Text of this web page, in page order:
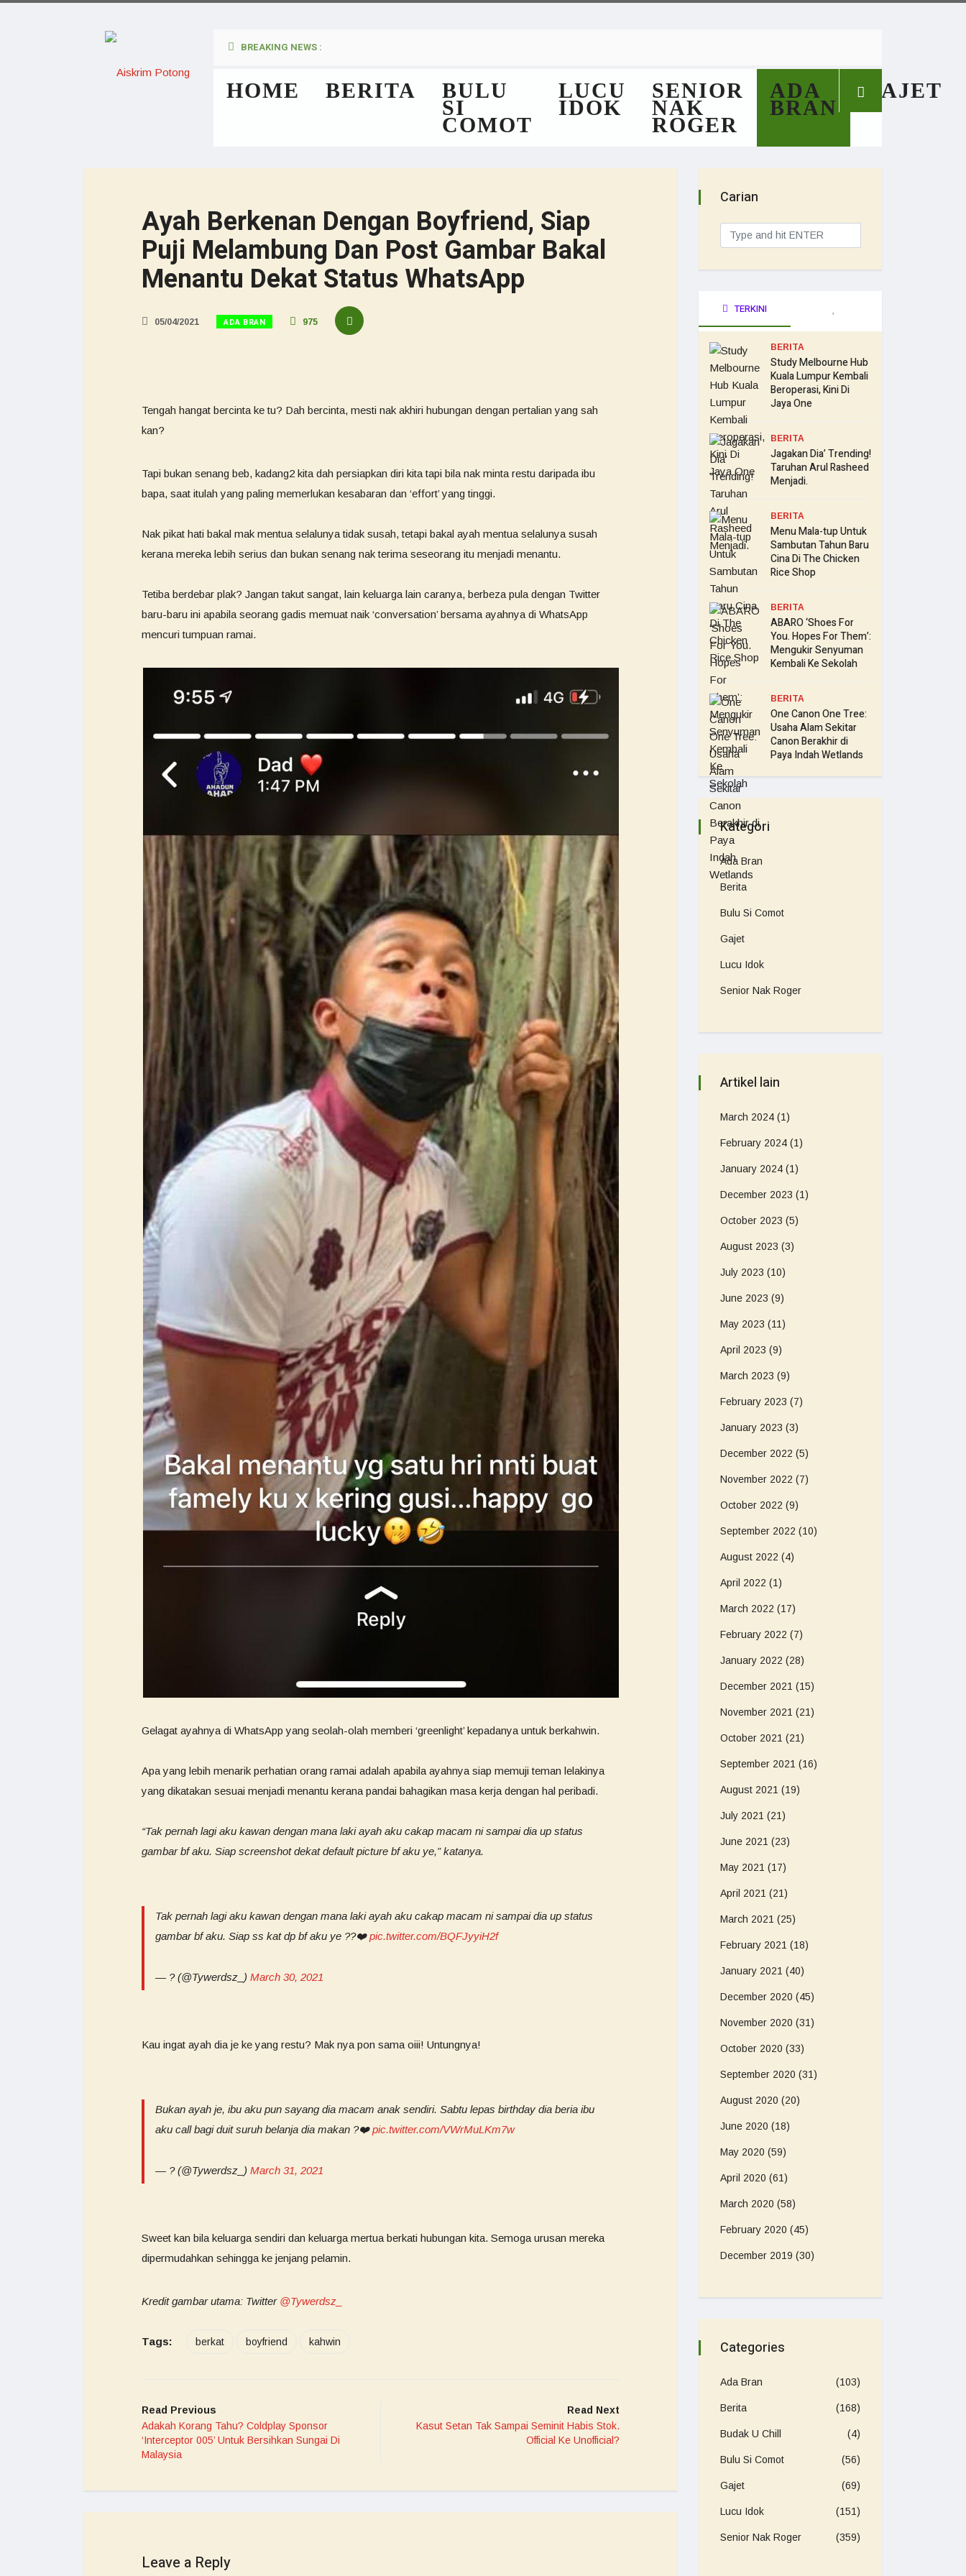
BREAKING NEWS :
HOME BERITA BULU
SI
COMOT
LUCU
IDOK
SENIOR
NAK
ROGER
ADA
BRAN
GAJET
Ayah Berkenan Dengan Boyfriend, Siap
Puji Melambung Dan Post Gambar Bakal
Menantu Dekat Status WhatsApp
05/04/2021 ADA BRAN 975
Tengah hangat bercinta ke tu? Dah bercinta, mesti nak akhiri hubungan dengan pertalian yang sah
kan?
Tapi bukan senang beb, kadang2 kita dah persiapkan diri kita tapi bila nak minta restu daripada ibu
bapa, saat itulah yang paling memerlukan kesabaran dan ‘effort’ yang tinggi.
Nak pikat hati bakal mak mentua selalunya tidak susah, tetapi bakal ayah mentua selalunya susah
kerana mereka lebih serius dan bukan senang nak terima seseorang itu menjadi menantu.
Tetiba berdebar plak? Jangan takut sangat, lain keluarga lain caranya, berbeza pula dengan Twitter
baru-baru ini apabila seorang gadis memuat naik ‘conversation’ bersama ayahnya di WhatsApp
mencuri tumpuan ramai.
Gelagat ayahnya di WhatsApp yang seolah-olah memberi ‘greenlight’ kepadanya untuk berkahwin.
Apa yang lebih menarik perhatian orang ramai adalah apabila ayahnya siap memuji teman lelakinya
yang dikatakan sesuai menjadi menantu kerana pandai bahagikan masa kerja dengan hal peribadi.
“Tak pernah lagi aku kawan dengan mana laki ayah aku cakap macam ni sampai dia up status
gambar bf aku. Siap screenshot dekat default picture bf aku ye,” katanya.
Tak pernah lagi aku kawan dengan mana laki ayah aku cakap macam ni sampai dia up status
gambar bf aku. Siap ss kat dp bf aku ye ??❤️pic.twitter.com/BQFJyyiH2f
— ? (@Tywerdsz_) March 30, 2021
Kau ingat ayah dia je ke yang restu? Mak nya pon sama oiii! Untungnya!
Bukan ayah je, ibu aku pun sayang dia macam anak sendiri. Sabtu lepas birthday dia beria ibu
aku call bagi duit suruh belanja dia makan ?❤️pic.twitter.com/VWrMuLKm7w
— ? (@Tywerdsz_) March 31, 2021
Sweet kan bila keluarga sendiri dan keluarga mertua berkati hubungan kita. Semoga urusan mereka
dipermudahkan sehingga ke jenjang pelamin.
Kredit gambar utama: Twitter @Tywerdsz_
Tags: berkat boyfriend kahwin
Read Previous
Adakah Korang Tahu? Coldplay Sponsor
‘Interceptor 005’ Untuk Bersihkan Sungai Di
Malaysia
Read Next
Kasut Setan Tak Sampai Seminit Habis Stok.
Official Ke Unofficial?
Leave a Reply
Carian
TERKINI
BERITA
Study Melbourne Hub
Kuala Lumpur Kembali
Beroperasi, Kini Di
Jaya One
BERITA
Jagakan Dia’ Trending!
Taruhan Arul Rasheed
Menjadi.
BERITA
Menu Mala-tup Untuk
Sambutan Tahun Baru
Cina Di The Chicken
Rice Shop
BERITA
ABARO ‘Shoes For
You. Hopes For Them’:
Mengukir Senyuman
Kembali Ke Sekolah
BERITA
One Canon One Tree:
Usaha Alam Sekitar
Canon Berakhir di
Paya Indah Wetlands
Kategori
Ada Bran
Berita
Bulu Si Comot
Gajet
Lucu Idok
Senior Nak Roger
Artikel lain
March 2024 (1)
February 2024 (1)
January 2024 (1)
December 2023 (1)
October 2023 (5)
August 2023 (3)
July 2023 (10)
June 2023 (9)
May 2023 (11)
April 2023 (9)
March 2023 (9)
February 2023 (7)
January 2023 (3)
December 2022 (5)
November 2022 (7)
October 2022 (9)
September 2022 (10)
August 2022 (4)
April 2022 (1)
March 2022 (17)
February 2022 (7)
January 2022 (28)
December 2021 (15)
November 2021 (21)
October 2021 (21)
September 2021 (16)
August 2021 (19)
July 2021 (21)
June 2021 (23)
May 2021 (17)
April 2021 (21)
March 2021 (25)
February 2021 (18)
January 2021 (40)
December 2020 (45)
November 2020 (31)
October 2020 (33)
September 2020 (31)
August 2020 (20)
June 2020 (18)
May 2020 (59)
April 2020 (61)
March 2020 (58)
February 2020 (45)
December 2019 (30)
Categories
Ada Bran (103)
Berita (168)
Budak U Chill (4)
Bulu Si Comot (56)
Gajet (69)
Lucu Idok (151)
Senior Nak Roger (359)